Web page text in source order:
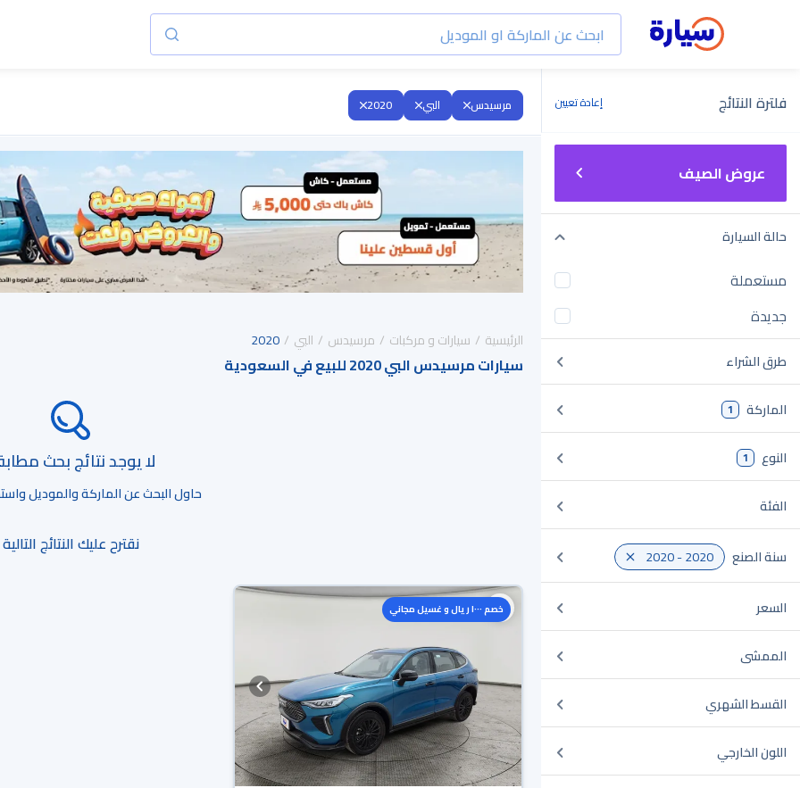
فلترة النتائج إعادة تعيين
عروض الصيف
حالة السيارة
مستعملة
جديدة
طرق الشراء
الماركة 1
النوع 1
الفئة
سنة الصنع 2020 - 2020
السعر
الممشى
القسط الشهري
اللون الخارجي
مرسيدس البي 2020
الرئيسية سيارات و مركبات مرسيدس البي 2020
سيارات مرسيدس البي 2020 للبيع في السعودية
لا يوجد نتائج بحث
حاول البحث عن الماركة والموديل
نقترح عليك النتائج التالية
خصم ١٠٠٠ ريال و غسيل مجاني